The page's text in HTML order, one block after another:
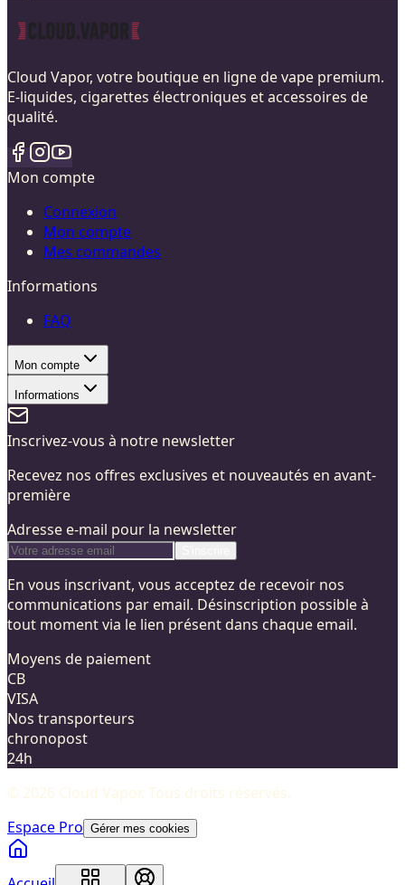
Cloud Vapor, votre boutique en ligne de vape premium.
E-liquides, cigarettes électroniques et accessoires de
qualité.
Mon compte
Connexion
Mon compte
Mes commandes
Informations
FAQ
Mon compte
Informations
Inscrivez-vous à notre newsletter
Recevez nos offres exclusives et nouveautés en avant-
première
Adresse e-mail pour la newsletter
En vous inscrivant, vous acceptez de recevoir nos
communications par email. Désinscription possible à
tout moment via le lien présent dans chaque email.
Moyens de paiement
CB
VISA
Nos transporteurs
chronopost
24h
© 2026 Cloud Vapor. Tous droits réservés.
Espace Pro Gérer mes cookies